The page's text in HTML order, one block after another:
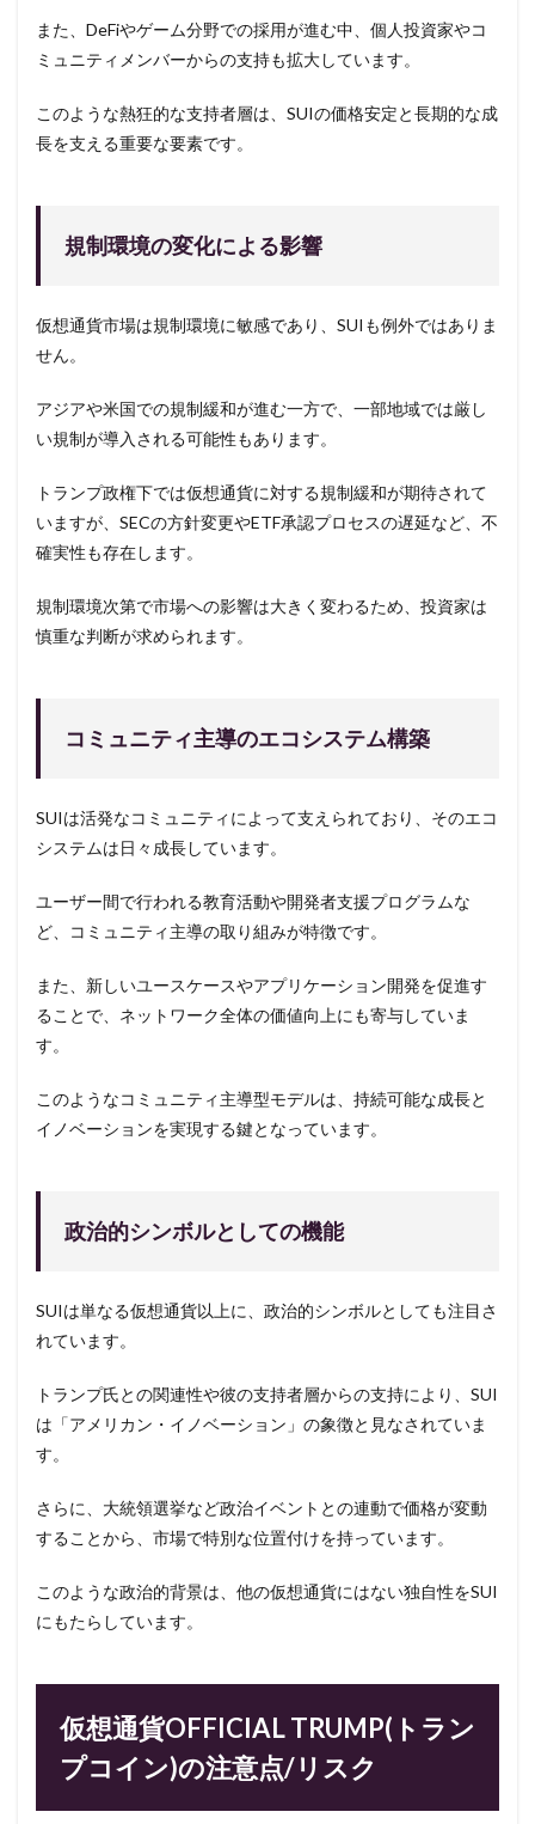
また、DeFiやゲーム分野での採用が進む中、個人投資家やコ
ミュニティメンバーからの支持も拡大しています。
このような熱狂的な支持者層は、SUIの価格安定と長期的な成
長を支える重要な要素です。
規制環境の変化による影響
仮想通貨市場は規制環境に敏感であり、SUIも例外ではありま
せん。
アジアや米国での規制緩和が進む一方で、一部地域では厳し
い規制が導入される可能性もあります。
トランプ政権下では仮想通貨に対する規制緩和が期待されて
いますが、SECの方針変更やETF承認プロセスの遅延など、不
確実性も存在します。
規制環境次第で市場への影響は大きく変わるため、投資家は
慎重な判断が求められます。
コミュニティ主導のエコシステム構築
SUIは活発なコミュニティによって支えられており、そのエコ
システムは日々成長しています。
ユーザー間で行われる教育活動や開発者支援プログラムな
ど、コミュニティ主導の取り組みが特徴です。
また、新しいユースケースやアプリケーション開発を促進す
ることで、ネットワーク全体の価値向上にも寄与していま
す。
このようなコミュニティ主導型モデルは、持続可能な成長と
イノベーションを実現する鍵となっています。
政治的シンボルとしての機能
SUIは単なる仮想通貨以上に、政治的シンボルとしても注目さ
れています。
トランプ氏との関連性や彼の支持者層からの支持により、SUI
は「アメリカン・イノベーション」の象徴と見なされていま
す。
さらに、大統領選挙など政治イベントとの連動で価格が変動
することから、市場で特別な位置付けを持っています。
このような政治的背景は、他の仮想通貨にはない独自性をSUI
にもたらしています。
仮想通貨OFFICIAL TRUMP(トラン
プコイン)の注意点/リスク